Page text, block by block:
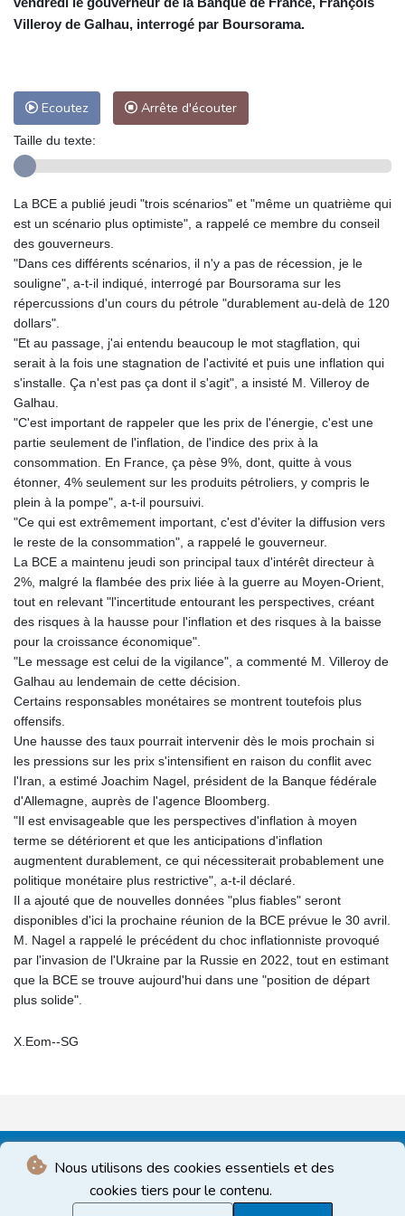
Nous utilisons des cookies essentiels et des
cookies tiers pour le contenu.
Villeroy de Galhau, interrogé par Boursorama.
Ecoutez Arrête d'écouter
Taille du texte:
La BCE a publié jeudi "trois scénarios" et "même un quatrième qui
est un scénario plus optimiste", a rappelé ce membre du conseil
des gouverneurs.
"Dans ces différents scénarios, il n'y a pas de récession, je le
souligne", a-t-il indiqué, interrogé par Boursorama sur les
répercussions d'un cours du pétrole "durablement au-delà de 120
dollars".
"Et au passage, j'ai entendu beaucoup le mot stagflation, qui
serait à la fois une stagnation de l'activité et puis une inflation qui
s'installe. Ça n'est pas ça dont il s'agit", a insisté M. Villeroy de
Galhau.
"C'est important de rappeler que les prix de l'énergie, c'est une
partie seulement de l'inflation, de l'indice des prix à la
consommation. En France, ça pèse 9%, dont, quitte à vous
étonner, 4% seulement sur les produits pétroliers, y compris le
plein à la pompe", a-t-il poursuivi.
"Ce qui est extrêmement important, c'est d'éviter la diffusion vers
le reste de la consommation", a rappelé le gouverneur.
La BCE a maintenu jeudi son principal taux d'intérêt directeur à
2%, malgré la flambée des prix liée à la guerre au Moyen-Orient,
tout en relevant "l'incertitude entourant les perspectives, créant
des risques à la hausse pour l'inflation et des risques à la baisse
pour la croissance économique".
"Le message est celui de la vigilance", a commenté M. Villeroy de
Galhau au lendemain de cette décision.
Certains responsables monétaires se montrent toutefois plus
offensifs.
Une hausse des taux pourrait intervenir dès le mois prochain si
les pressions sur les prix s'intensifient en raison du conflit avec
l'Iran, a estimé Joachim Nagel, président de la Banque fédérale
d'Allemagne, auprès de l'agence Bloomberg.
"Il est envisageable que les perspectives d'inflation à moyen
terme se détériorent et que les anticipations d'inflation
augmentent durablement, ce qui nécessiterait probablement une
politique monétaire plus restrictive", a-t-il déclaré.
Il a ajouté que de nouvelles données "plus fiables" seront
disponibles d'ici la prochaine réunion de la BCE prévue le 30 avril.
M. Nagel a rappelé le précédent du choc inflationniste provoqué
par l'invasion de l'Ukraine par la Russie en 2022, tout en estimant
que la BCE se trouve aujourd'hui dans une "position de départ
plus solide".
X.Eom--SG